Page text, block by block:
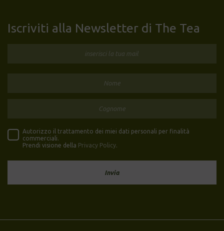
Iscriviti alla Newsletter di The Tea
Autorizzo il trattamento dei miei dati personali per finalità
commerciali.
Prendi visione della Privacy Policy.